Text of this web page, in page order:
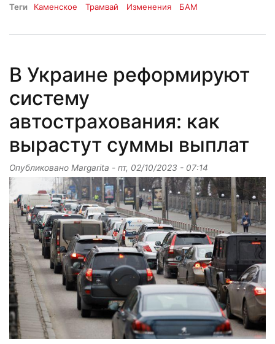
Теги Каменское Трамвай Изменения БАМ
В Украине реформируют
систему
автострахования: как
вырастут суммы выплат
Опубликовано Margarita - пт, 02/10/2023 - 07:14